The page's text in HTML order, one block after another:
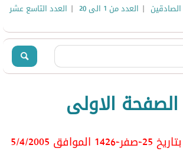
| العدد من 1 الى 20 | العدد التاسع عشر
الصفحة الاولى
5/4/2005